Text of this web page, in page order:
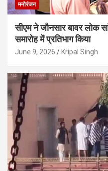
मनोरंजन
सीएम ने जौनसार बावर लोक
समारोह में प्रतिभाग किया
June 9, 2026 Kripal Singh